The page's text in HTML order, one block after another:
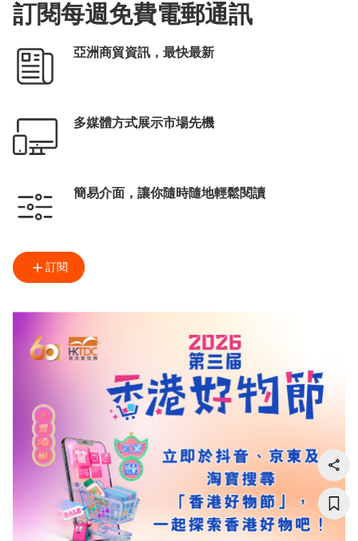
訂閱每週免費電郵通訊
亞洲商貿資訊，最快最新
多媒體方式展示市場先機
簡易介面，讓你隨時隨地輕鬆閱讀
訂閱